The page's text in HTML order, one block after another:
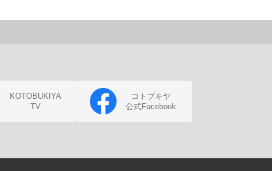
KOTOBUKIYA
TV
コトブキヤ
公式Facebook